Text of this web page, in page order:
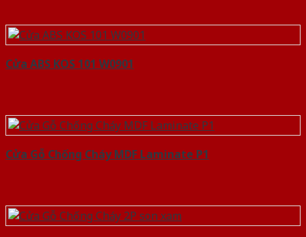
Cửa ABS KOS 101 W0901
Cửa Gỗ Chống Cháy MDF Laminate P1